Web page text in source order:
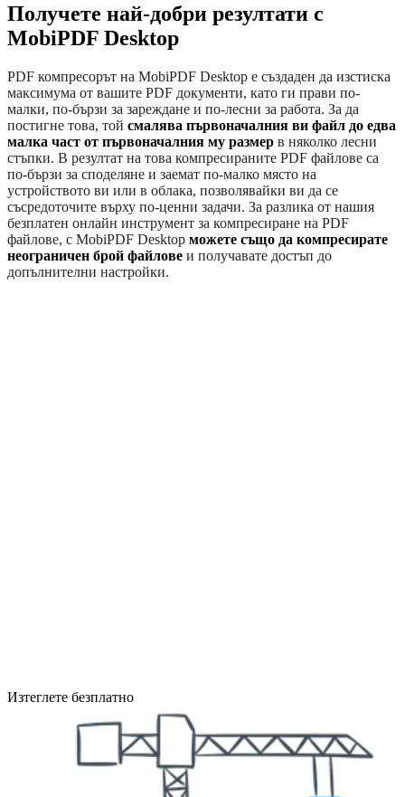
Получете най-добри резултати с
MobiPDF Desktop
PDF компресорът на MobiPDF Desktop е създаден да изстиска
максимума от вашите PDF документи, като ги прави по-
малки, по-бързи за зареждане и по-лесни за работа. За да
постигне това, той смалява първоначалния ви файл до едва
малка част от първоначалния му размер в няколко лесни
стъпки. В резултат на това компресираните PDF файлове са
по-бързи за споделяне и заемат по-малко място на
устройството ви или в облака, позволявайки ви да се
съсредоточите върху по-ценни задачи. За разлика от нашия
безплатен онлайн инструмент за компресиране на PDF
файлове, с MobiPDF Desktop можете също да компресирате
неограничен брой файлове и получавате достъп до
допълнителни настройки.
Изтеглете безплатно